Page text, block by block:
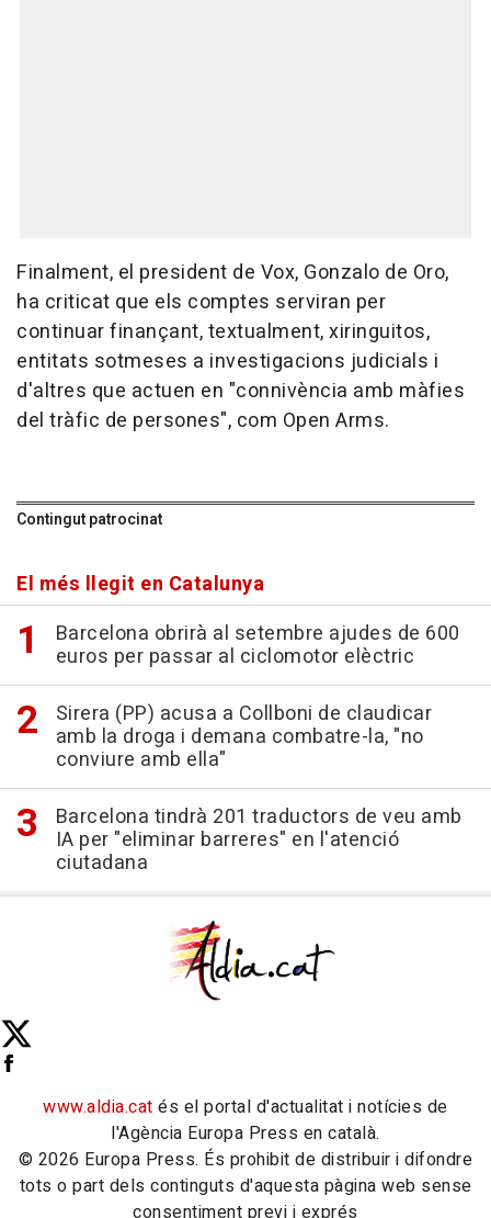
Finalment, el president de Vox, Gonzalo de Oro,
ha criticat que els comptes serviran per
continuar finançant, textualment, xiringuitos,
entitats sotmeses a investigacions judicials i
d'altres que actuen en "connivència amb màfies
del tràfic de persones", com Open Arms.
Contingut patrocinat
El més llegit en Catalunya
Barcelona obrirà al setembre ajudes de 600
euros per passar al ciclomotor elèctric
Sirera (PP) acusa a Collboni de claudicar
amb la droga i demana combatre-la, "no
conviure amb ella"
Barcelona tindrà 201 traductors de veu amb
IA per "eliminar barreres" en l'atenció
ciutadana
www.aldia.cat és el portal d'actualitat i notícies de
l'Agència Europa Press en català.
© 2026 Europa Press. És prohibit de distribuir i difondre
tots o part dels continguts d'aquesta pàgina web sense